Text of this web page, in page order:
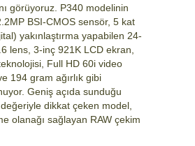
görüyoruz. P340 modelinin
BSI-CMOS sensör, 5 kat
yakınlaştırma yapabilen 24-
lens, 3-inç 921K LCD ekran,
Full HD 60i video
194 gram ağırlık gibi
Geniş açıda sunduğu
dikkat çeken model,
olanağı sağlayan RAW çekim